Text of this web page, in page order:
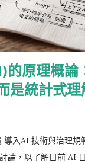
長劍 I know that
道梅花是戰爭中的
for this art 我知
not the shape of
He may play the jack
lay the queen of
of it fades 當關於它
的原理概論
是統計式理
入AI 技術與治理規
論，以了解目前 AI